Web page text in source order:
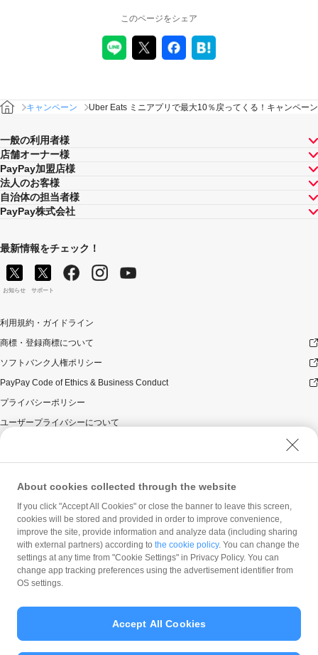
解除され（合意解除を含みます。）、または無効となっ
理由の如何にかかわらず、また、対象店舗による返金の
有無にかかわらず、当該取消し等の対象となったPayPay
対象店舗との取引について取消し等となった場合、取消
し等の理由の如何にかかわらず、また、対象店舗による
合計」は将来に向かってのみ減額されます。そのため、
「キャンペーン期間中の付与合計」が上限に到達して以
降に取消し等となった場合であっても、当該上限到達か
ら取消し等までのPayPay決済について本キャンペーンに
よるPayPayボーナスの付与が行われることはありませ
ん。
PayPayボーナス付与の際に、小数点以下は切り捨てとな
PayPayボーナスはPayPay公式ストア、PayPayカード公
式ストアでも利用可能です。出金・譲渡は不可となりま
PayPayボーナスの付与は、原則として、対象のお支払方
します。ただし、お客様のご利用状況やシステム上の都
合等により付与時期が遅くなる場合があります。
禁止事項等について
以下のいずれかに該当する場合は本キャンペーンの適用
った後にお客様が以下のいずれかに該当することが判明
した場合、お客様に対する本キャンペーンによるPayPay
状況により不正行為が行われたとPayPay株式会社が
景品が付与される前に景品対象のPayPayアカウント
を停止または解除した場合。
PayPay残高利用規約その他PayPay株式会社の利用規
約に違反する行為があった場合、またはそのおそれが
あると同社が判断した場合。
お一人様が複数のPayPayアカウントを利用した場
通常1回の決済にて支払うべき商品等代金を、複数回
に分割して決済することにより景品付与を受けた場
このページをシェア
キャンペーン Uber Eats ミニアプリで最大10％戻ってくる！キャンペーン
一般の利用者様
店舗オーナー様
PayPay加盟店様
法人のお客様
自治体の担当者様
PayPay株式会社
最新情報をチェック！
お知らせ サポート
利用規約・ガイドライン
商標・登録商標について
ソフトバンク人権ポリシー
PayPay Code of Ethics & Business Conduct
プライバシーポリシー
ユーザープライバシーについて
ウェブサイト利用規約
反社会的勢力に対する方針
勧誘方針
マネロン等基本方針
カスタマーハラスメントに関する当社の考え方
© PayPay Corporation
About cookies collected through the website
If you click "Accept All Cookies" or close the banner to leave this screen,
cookies will be stored and provided in order to improve convenience,
improve the site, provide information and analyze data (including sharing
with external partners) according to the cookie policy. You can change the
settings at any time from "Cookie Settings" in Privacy Policy. You can
change app tracking preferences using the advertisement identifier from
OS settings.
Accept All Cookies